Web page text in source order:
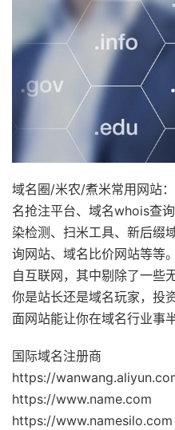
域名圈/米农/煮米常用网站
名抢注平台、域名whois查
染检测、扫米工具、新后缀
询网站、域名比价网站等等
自互联网，其中剔除了一些
你是站长还是域名玩家，投
面网站能让你在域名行业事
国际域名注册商
https://
https://www.name.com
https://www.namesilo.com